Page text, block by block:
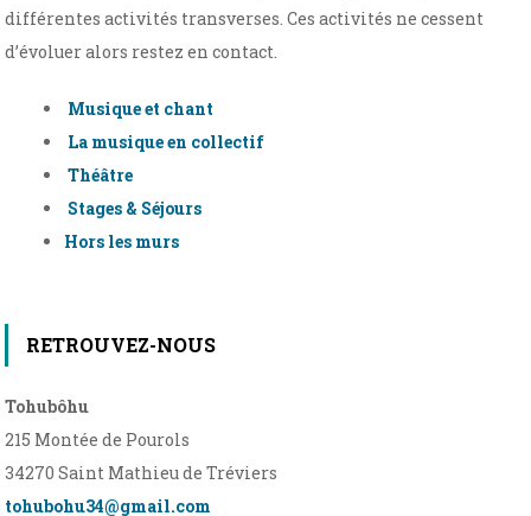
différentes activités transverses. Ces activités ne cessent
d’évoluer alors restez en contact.
Musique et chant
La musique en collectif
Théâtre
Stages & Séjours
Hors les murs
RETROUVEZ-NOUS
Tohubôhu
215 Montée de Pourols
34270 Saint Mathieu de Tréviers
tohubohu34@gmail.com